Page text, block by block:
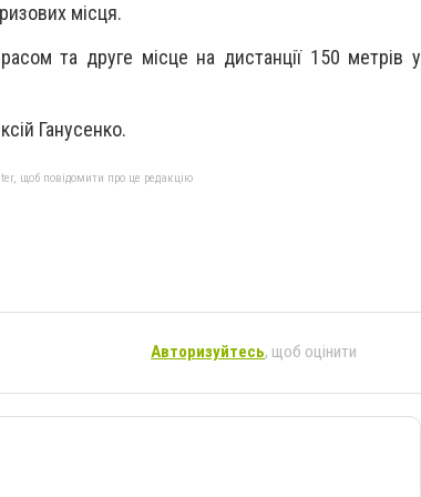
місця.
та друге місце на дистанції 150 метрів у
Ганусенко.
щоб повідомити про це редакцію
Авторизуйтесь, щоб оцінити